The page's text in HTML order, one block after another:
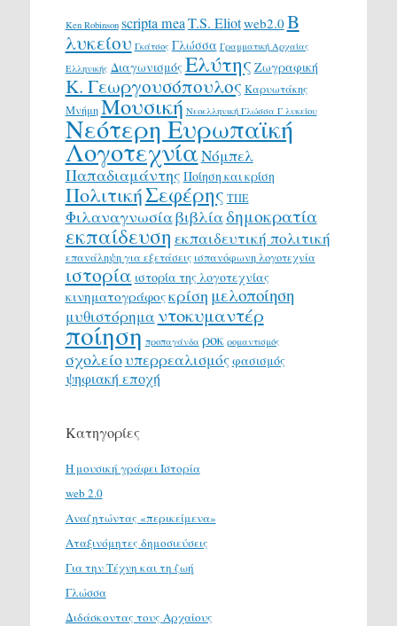
Ken Robinson scripta meaT.S. Eliotweb2.0 Β
λυκείου Γκάτσος Γλώσσα Γραμματική Αρχαίας
Ελληνικής ΔιαγωνισμόςΕλύτης Ζωγραφική
Κ. Γεωργουσόπουλος Καρυωτάκης
ΜνήμηΜουσική Νεοελληνική Γλώσσα Γ λυκείου
Νεότερη Ευρωπαϊκή
ΛογοτεχνίαΝόμπελ
Παπαδιαμάντης Ποίηση και κρίση
ΠολιτικήΣεφέρης ΤΠΕ
Φιλαναγνωσίαβιβλίαδημοκρατία
εκπαίδευση εκπαιδευτική πολιτική
επανάληψη για εξετάσεις ισπανόφωνη λογοτεχνία
ιστορία ιστορία της λογοτεχνίας
κινηματογράφοςκρίση μελοποίηση
μυθιστόρημα ντοκυμαντέρ
ποίηση προπαγάνδα ροκ ρομαντισμός
σχολείουπερρεαλισμόςφασισμός
ψηφιακή εποχή
Κατηγορίες
H μουσική γράφει Ιστορία
web 2.0
Αναζητώντας «περικείμενα»
Αταξινόμητες δημοσιεύσεις
Για την Τέχνη και τη ζωή
Γλώσσα
Διδάσκοντας τους Αρχαίους